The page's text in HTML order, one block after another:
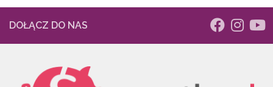
DOŁĄCZ DO NAS